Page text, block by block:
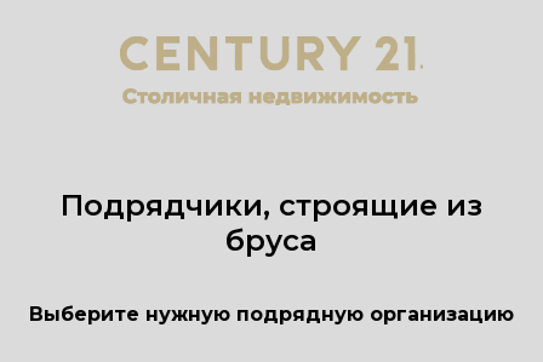
Подрядчики, строящие из
бруса
Выберите нужную подрядную организацию